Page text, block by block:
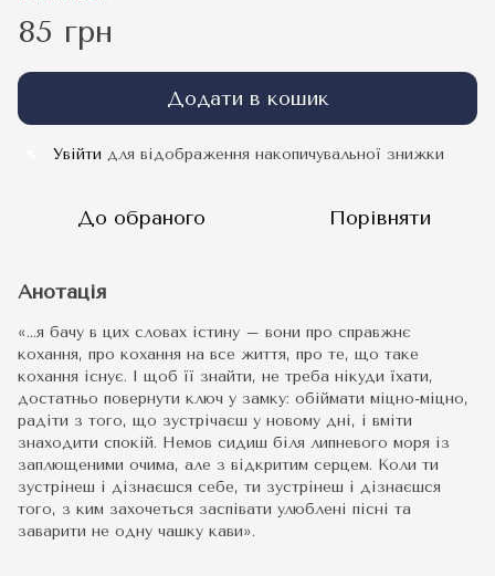
85 грн
Додати в кошик
Увійти для відображення накопичувальної знижки
До обраного Порівняти
Анотація
«…я бачу в цих словах істину – вони про справжнє
кохання, про кохання на все життя, про те, що таке
кохання існує. І щоб її знайти, не треба нікуди їхати,
достатньо повернути ключ у замку: обіймати міцно-міцно,
радіти з того, що зустрічаєш у новому дні, і вміти
знаходити спокій. Немов сидиш біля липневого моря із
заплющеними очима, але з відкритим серцем. Коли ти
зустрінеш і дізнаєшся себе, ти зустрінеш і дізнаєшся
того, з ким захочеться заспівати улюблені пісні та
заварити не одну чашку кави».